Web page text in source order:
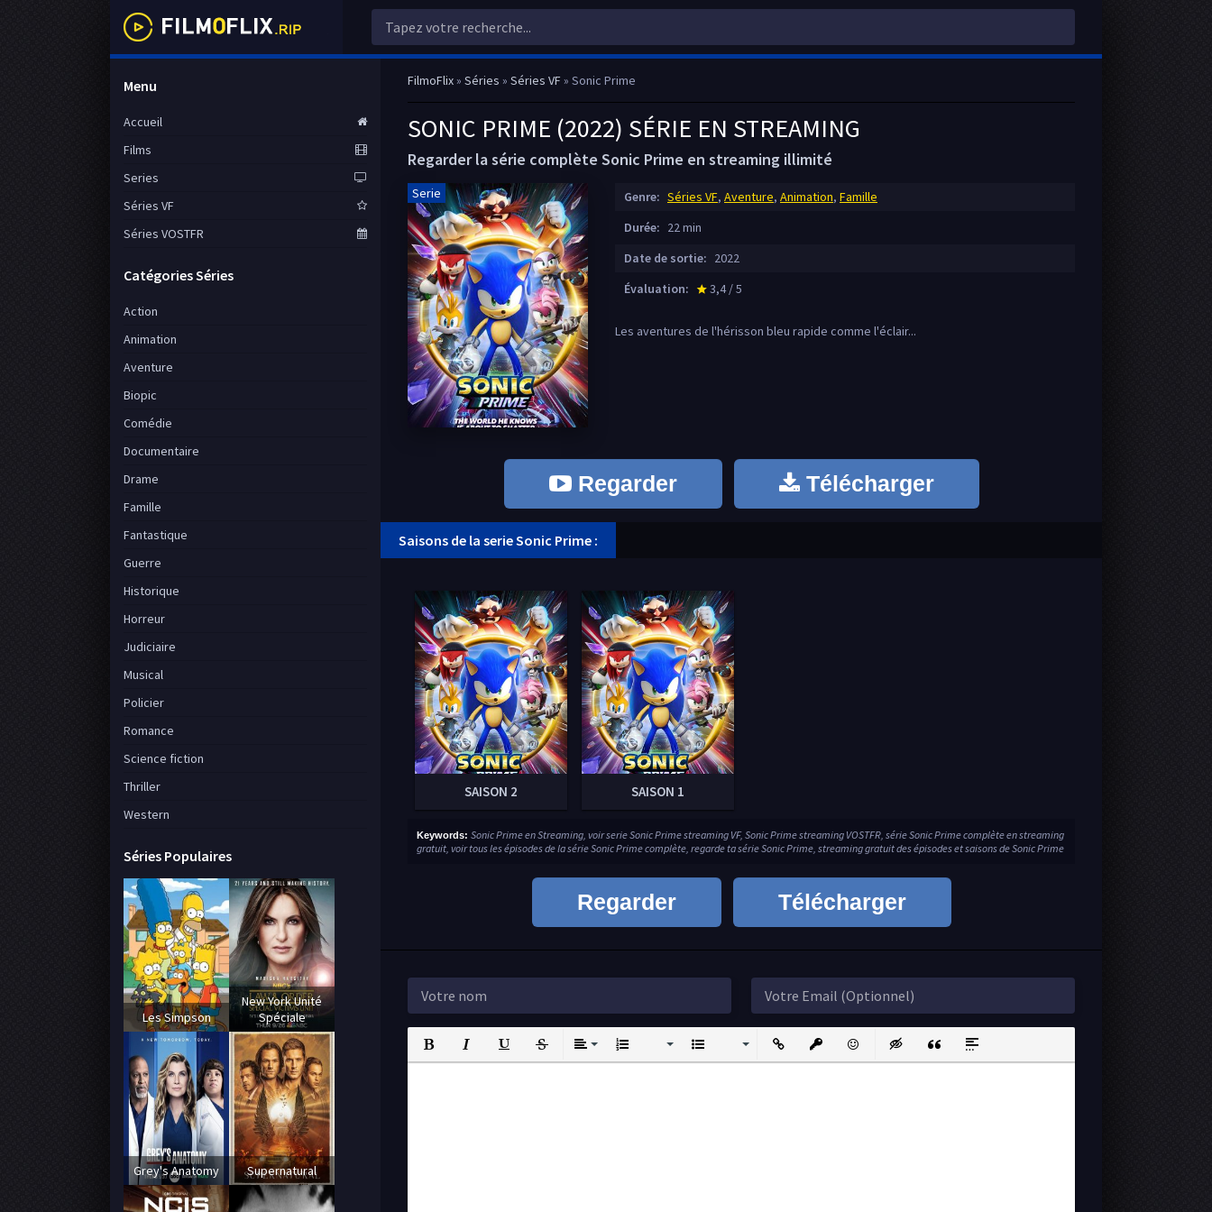
FilmoFlix» Séries » Séries VF » Sonic Prime
SONIC PRIME (2022) SÉRIE EN STREAMING
Regarder la série complète Sonic Prime en streaming illimité
Serie Genre: Séries VF, Aventure, Animation, Famille
Durée: 22 min
Date de sortie: 2022
Évaluation:
star_rate
3,4 / 5
Les aventures de l'hérisson bleu rapide comme l'éclair...
Regarder Télécharger
Saisons de la serie Sonic Prime :
SAISON 2 SAISON 1
Keywords: Sonic Prime en Streaming, voir serie Sonic Prime streaming VF, Sonic Prime streaming VOSTFR, série Sonic Prime complète en streaming
gratuit, voir tous les épisodes de la série Sonic Prime complète, regarde ta série Sonic Prime, streaming gratuit des épisodes et saisons de Sonic Prime
Regarder Télécharger
Bold Italic UnderlineStrikethrough
AlignOrdered List Unordered ListInsert LinkInsert protected link
EmoticonsInsert hidden text
Insert QuoteInsert spoiler
Menu
Accueil
Films
Series
Séries VF
Séries VOSTFR
Catégories Séries
Action
Animation
Aventure
Biopic
Comédie
Documentaire
Drame
Famille
Fantastique
Guerre
Historique
Horreur
Judiciaire
Musical
Policier
Romance
Science fiction
Thriller
Western
Séries Populaires
Les Simpson
New York Unité
Spéciale
Grey's Anatomy Supernatural